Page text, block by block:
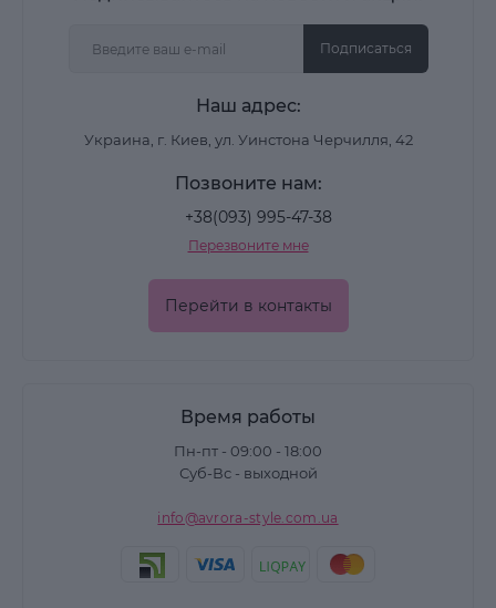
Подписаться
Наш адрес:
Украина, г. Киев, ул. Уинстона Черчилля, 42
Позвоните нам:
+38(093) 995-47-38
Перезвоните мне
Перейти в контакты
Время работы
Пн-пт - 09:00 - 18:00
Суб-Вс - выходной
info@avrora-style.com.ua